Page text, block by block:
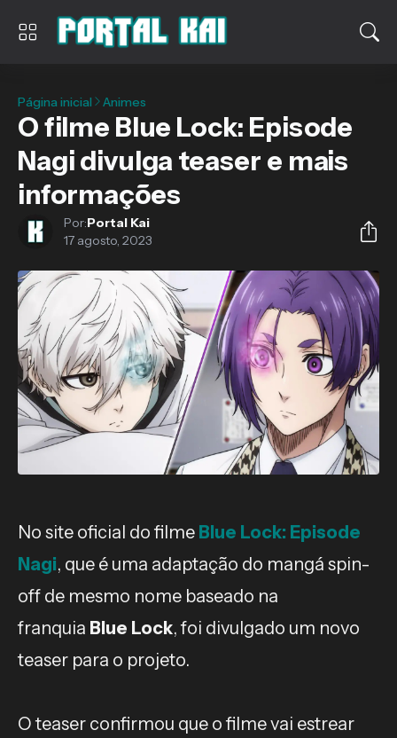
Página inicial Animes
O filme Blue Lock: Episode
Nagi divulga teaser e mais
informações
Por:Portal Kai
17 agosto, 2023
No site oficial do filme Blue Lock: Episode
Nagi, que é uma adaptação do mangá spin-
off de mesmo nome baseado na
franquia Blue Lock, foi divulgado um novo
teaser para o projeto.
O teaser confirmou que o filme vai estrear